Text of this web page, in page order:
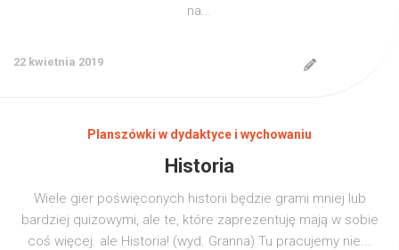
na...
22 kwietnia 2019
Planszówki w dydaktyce i wychowaniu
Historia
Wiele gier poświęconych historii będzie grami mniej lub
bardziej quizowymi, ale te, które zaprezentuję mają w sobie
coś więcej. ale Historia! (wyd. Granna) Tu pracujemy nie...